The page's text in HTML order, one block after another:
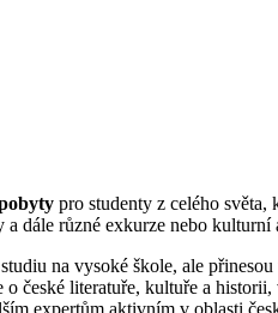
pro studenty z celého světa,
dále různé exkurze nebo
na vysoké škole, ale
české literatuře, kultuře a